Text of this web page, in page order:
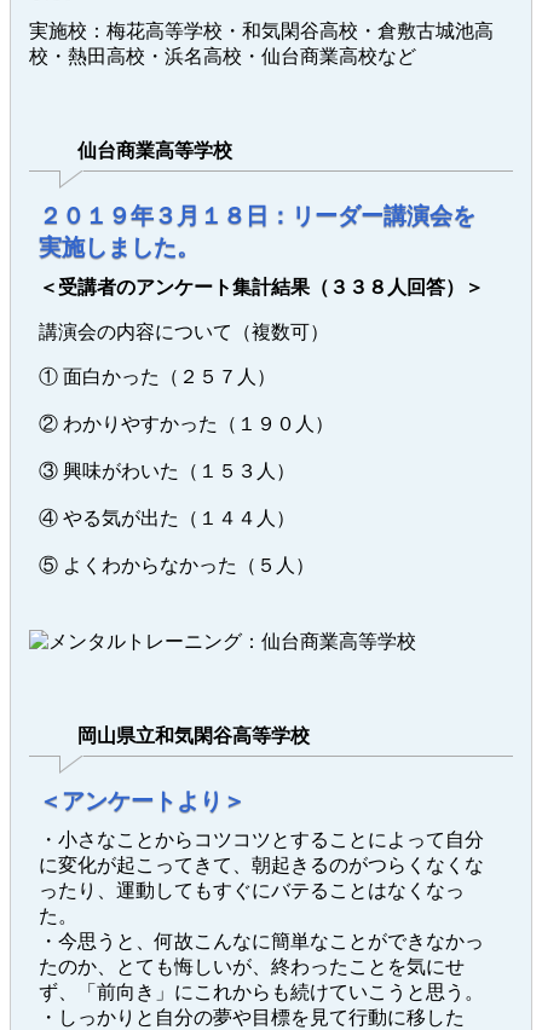
実施校：梅花高等学校・和気閑谷高校・倉敷古城池高
校・熱田高校・浜名高校・仙台商業高校など
仙台商業高等学校
２０１９年３月１８日：リーダー講演会を
実施しました。
＜受講者のアンケート集計結果（３３８人回答）＞
講演会の内容について（複数可）
① 面白かった（２５７人）
② わかりやすかった（１９０人）
③ 興味がわいた（１５３人）
④ やる気が出た（１４４人）
⑤ よくわからなかった（５人）
岡山県立和気閑谷高等学校
＜アンケートより＞
・小さなことからコツコツとすることによって自分
に変化が起こってきて、朝起きるのがつらくなくな
ったり、運動してもすぐにバテることはなくなっ
た。
・今思うと、何故こんなに簡単なことができなかっ
たのか、とても悔しいが、終わったことを気にせ
ず、「前向き」にこれからも続けていこうと思う。
・しっかりと自分の夢や目標を見て行動に移した